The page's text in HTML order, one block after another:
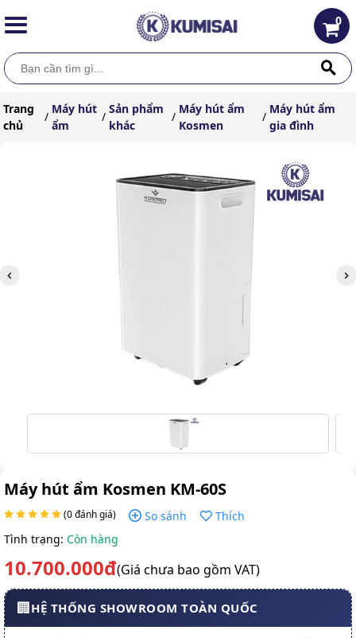
0
Trang
chủ
/
Máy hút
ẩm
/
Sản phẩm
khác
/
Máy hút ẩm
Kosmen
/
Máy hút ẩm
gia đình
Máy hút ẩm Kosmen KM-60S
(0 đánh giá) So sánh
Thích
Tình trạng: Còn hàng
10.700.000đ(Giá chưa bao gồm VAT)
🏢HỆ THỐNG SHOWROOM TOÀN QUỐC